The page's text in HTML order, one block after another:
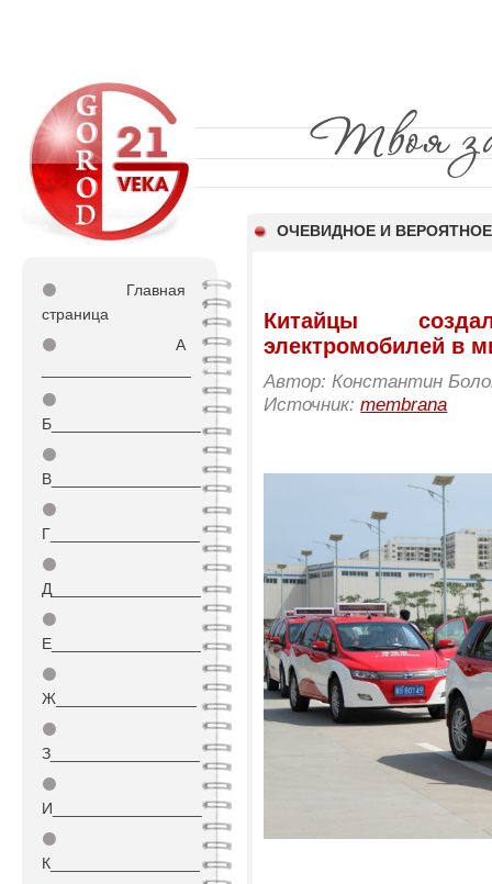
ОЧЕВИДНОЕ И ВЕРОЯТНОЕ
⚫
Главная
страница
⚫
А
⚫
Б_________________
⚫
В_________________
⚫
Г_________________
⚫
Д_________________
⚫
Е_________________
⚫
Ж________________
⚫
З_________________
⚫
И_________________
⚫
К_________________
Китайцы
электромобилей в
Автор: Константин
Источник:membrana